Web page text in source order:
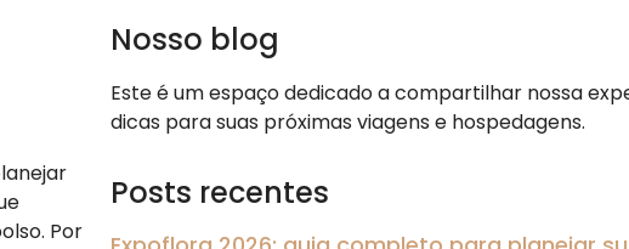
Por
Nosso blog
Este é um espaço dedicado a compartilhar nossa
dicas para suas próximas viagens e hospedagens.
Posts recentes